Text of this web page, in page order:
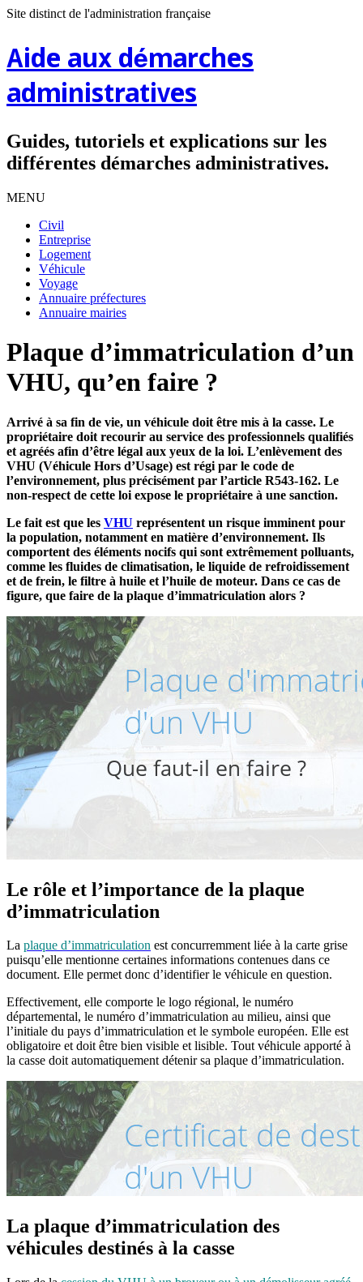
Site distinct de l'administration française
Aide aux démarches
administratives
Guides, tutoriels et explications sur les
différentes démarches administratives.
MENU
Civil
Entreprise
Logement
Véhicule
Voyage
Annuaire préfectures
Annuaire mairies
Plaque d’immatriculation d’un
VHU, qu’en faire ?
Arrivé à sa fin de vie, un véhicule doit être mis à la casse. Le
propriétaire doit recourir au service des professionnels qualifiés
et agréés afin d’être légal aux yeux de la loi. L’enlèvement des
VHU (Véhicule Hors d’Usage) est régi par le code de
l’environnement, plus précisément par l’article R543-162. Le
non-respect de cette loi expose le propriétaire à une sanction.
Le fait est que les VHU représentent un risque imminent pour
la population, notamment en matière d’environnement. Ils
comportent des éléments nocifs qui sont extrêmement polluants,
comme les fluides de climatisation, le liquide de refroidissement
et de frein, le filtre à huile et l’huile de moteur. Dans ce cas de
figure, que faire de la plaque d’immatriculation alors ?
Le rôle et l’importance de la plaque
d’immatriculation
La plaque d’immatriculation est concurremment liée à la carte grise
puisqu’elle mentionne certaines informations contenues dans ce
document. Elle permet donc d’identifier le véhicule en question.
Effectivement, elle comporte le logo régional, le numéro
départemental, le numéro d’immatriculation au milieu, ainsi que
l’initiale du pays d’immatriculation et le symbole européen. Elle est
obligatoire et doit être bien visible et lisible. Tout véhicule apporté à
la casse doit automatiquement détenir sa plaque d’immatriculation.
La plaque d’immatriculation des
véhicules destinés à la casse